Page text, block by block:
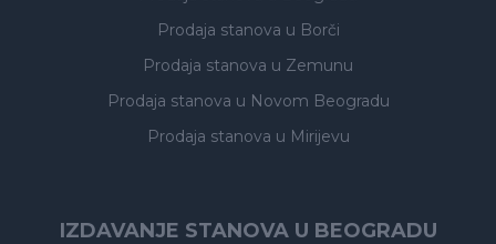
Prodaja stanova u Borči
Prodaja stanova u Zemunu
Prodaja stanova u Novom Beogradu
Prodaja stanova u Mirijevu
IZDAVANJE STANOVA U BEOGRADU